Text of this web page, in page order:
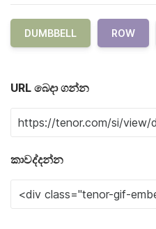
DUMBBELL ROW
URL බෙදා ගන්න
කාවද්දන්න